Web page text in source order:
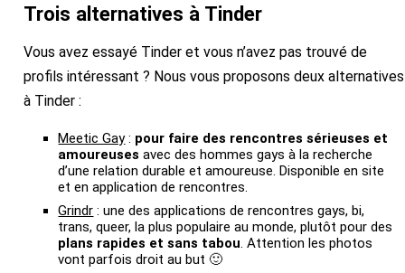
Trois alternatives à Tinder
Vous avez essayé Tinder et vous n’avez pas trouvé de
profils intéressant ? Nous vous proposons deux alternatives
à Tinder :
Meetic Gay: pour faire des rencontres sérieuses et
amoureuses avec des hommes gays à la recherche
d’une relation durable et amoureuse. Disponible en site
et en application de rencontres.
Grindr : une des applications de rencontres gays, bi,
trans, queer, la plus populaire au monde, plutôt pour des
plans rapides et sans tabou. Attention les photos
vont parfois droit au but 🙂